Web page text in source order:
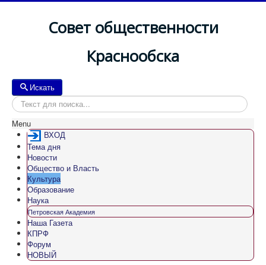
Совет общественности
Краснообска
Искать
Menu
ВХОД
Тема дня
Новости
Общество и Власть
Культура
Образование
Наука
Петровская Академия
Наша Газета
КПРФ
Форум
НОВЫЙ